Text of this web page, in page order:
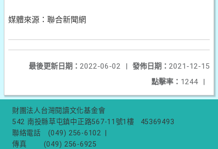
媒體來源：聯合新聞網
發佈日期： 2021-12-15
最後更新日期： 2022-06-02
點擊率： 1244
財團法人台灣閱讀文化基金會
542 南投縣草屯鎮中正路567-11號1樓
45369493
聯絡電話
(049) 256-6102
傳真
(049) 256-6925